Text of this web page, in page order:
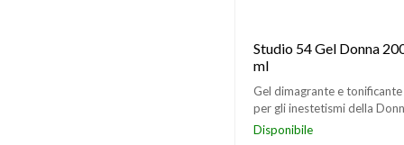
Studio 54 Gel Donna
ml
Gel dimagrante e tonificante
per gli inestetismi della
Disponibile